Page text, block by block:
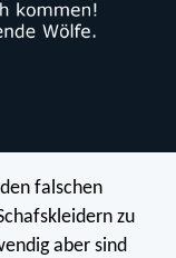
falschen
zu
aber sind